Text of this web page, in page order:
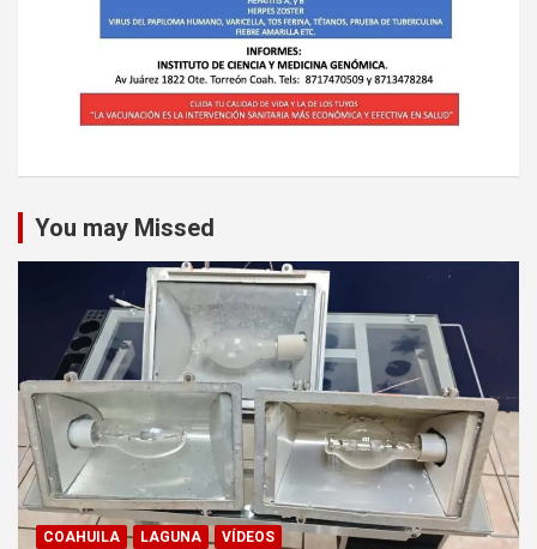
You may Missed
COAHUILA LAGUNA VÍDEOS